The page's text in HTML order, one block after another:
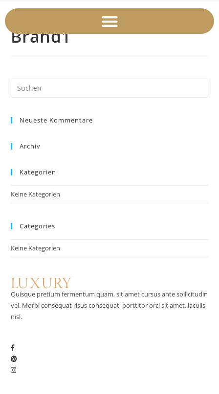
Brand1
Neueste Kommentare
Archiv
Kategorien
Keine Kategorien
Categories
Keine Kategorien
Quisque pretium fermentum quam, sit amet cursus ante sollicitudin
vel. Morbi consequat risus consequat, porttitor orci sit amet, iaculis
nisl.